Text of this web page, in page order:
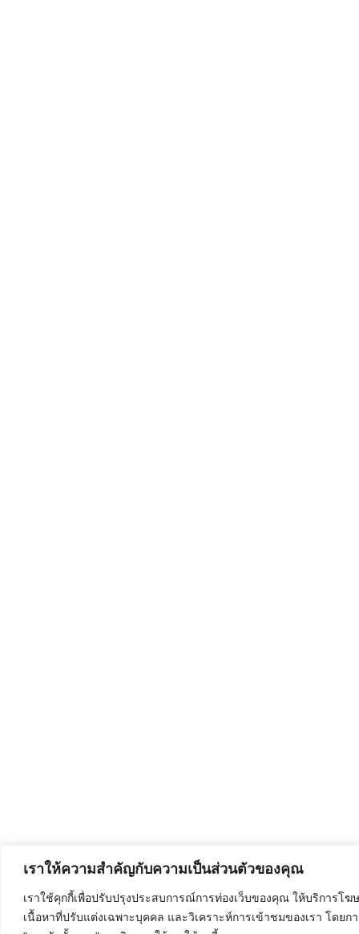
เราให้ความสำคัญกับความเป็นส่วนตัวของคุณ
เราใช้คุกกี้เพื่อปรับปรุงประสบการณ์การท่องเว็บของคุณ ให้บริการโ
เนื้อหาที่ปรับแต่งเฉพาะบุคคล และวิเคราะห์การเข้าชมของเรา โดยก